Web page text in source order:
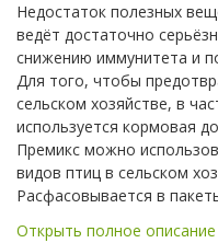
Недостаток полезных
ведёт достаточно
снижению иммунитета и
Для того, чтобы
сельском хозяйстве, в
используется кормовая
Премикс можно
видов птиц в сельском
Расфасовывается в
Открыть полное описание